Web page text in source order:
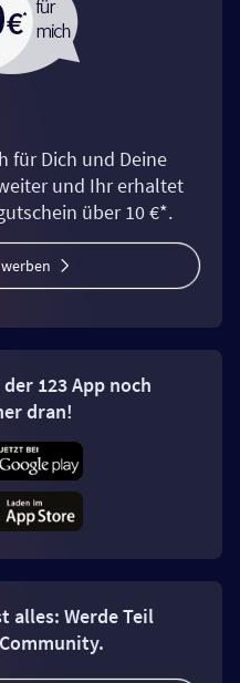
für Dich und Deine
und Ihr erhaltet
über 10 €*.
123 App noch
dran!
alles: Werde Teil